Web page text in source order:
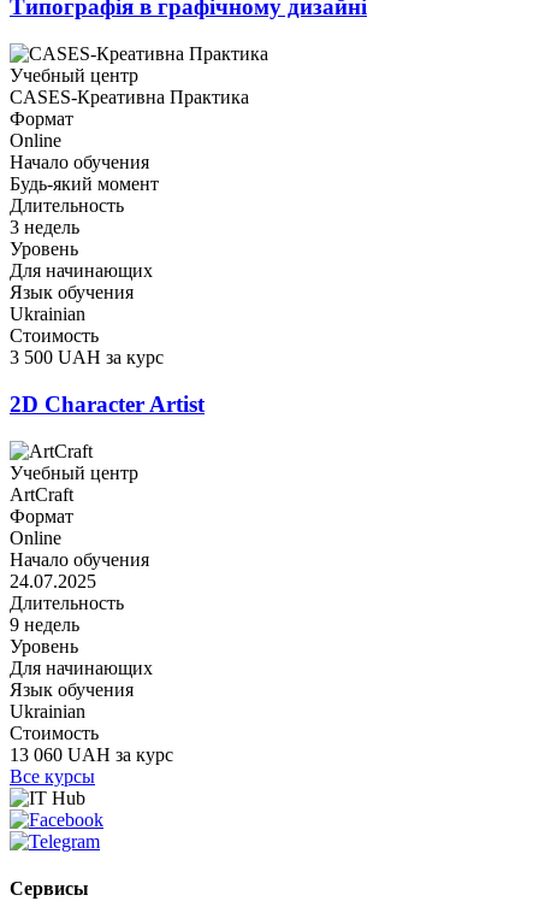
Типографія в графічному дизайні
Учебный центр
CASES-Креативна Практика
Формат
Online
Начало обучения
Будь-який момент
Длительность
3 недель
Уровень
Для начинающих
Язык обучения
Ukrainian
Стоимость
3 500 UAH за курс
2D Character Artist
Учебный центр
ArtCraft
Формат
Online
Начало обучения
24.07.2025
Длительность
9 недель
Уровень
Для начинающих
Язык обучения
Ukrainian
Стоимость
13 060 UAH за курс
Все курсы
Сервисы